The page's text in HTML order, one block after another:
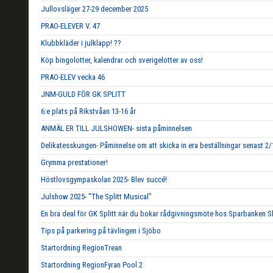
Jullovsläger 27-29 december 2025
PRAO-ELEVER V. 47
Klubbkläder i julklapp! ??
Köp bingolotter, kalendrar och sverigelotter av oss!
PRAO-ELEV vecka 46
JNM-GULD FÖR GK SPLITT
6:e plats på Rikstvåan 13-16 år
ANMÄL ER TILL JULSHOWEN- sista påminnelsen
Delikatesskungen- Påminnelse om att skicka in era beställningar senast 2/
Grymma prestationer!
Höstlovsgympaskolan 2025- Blev succé!
Julshow 2025- "The Splitt Musical"
En bra deal för GK Splitt när du bokar rådgivningsmöte hos Sparbanken
Tips på parkering på tävlingen i Sjöbo
Startordning RegionTrean
Startordning RegionFyran Pool 2